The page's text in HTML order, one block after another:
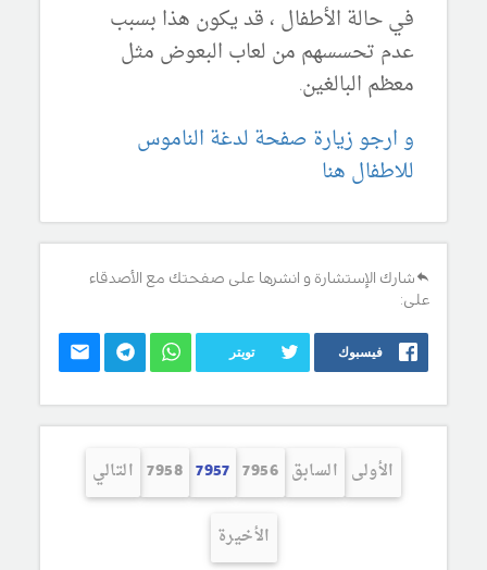
في حالة الأطفال ، قد يكون هذا بسبب
عدم تحسسهم من لعاب البعوض مثل
معظم البالغين.
و ارجو زيارة صفحة لدغة الناموس
للاطفال هنا
شارك الإستشارة و انشرها على صفحتك مع الأصدقاء
على:
فيسبوك تويتر
الأولى السابق 7956
7957
7958 التالي
الأخيرة